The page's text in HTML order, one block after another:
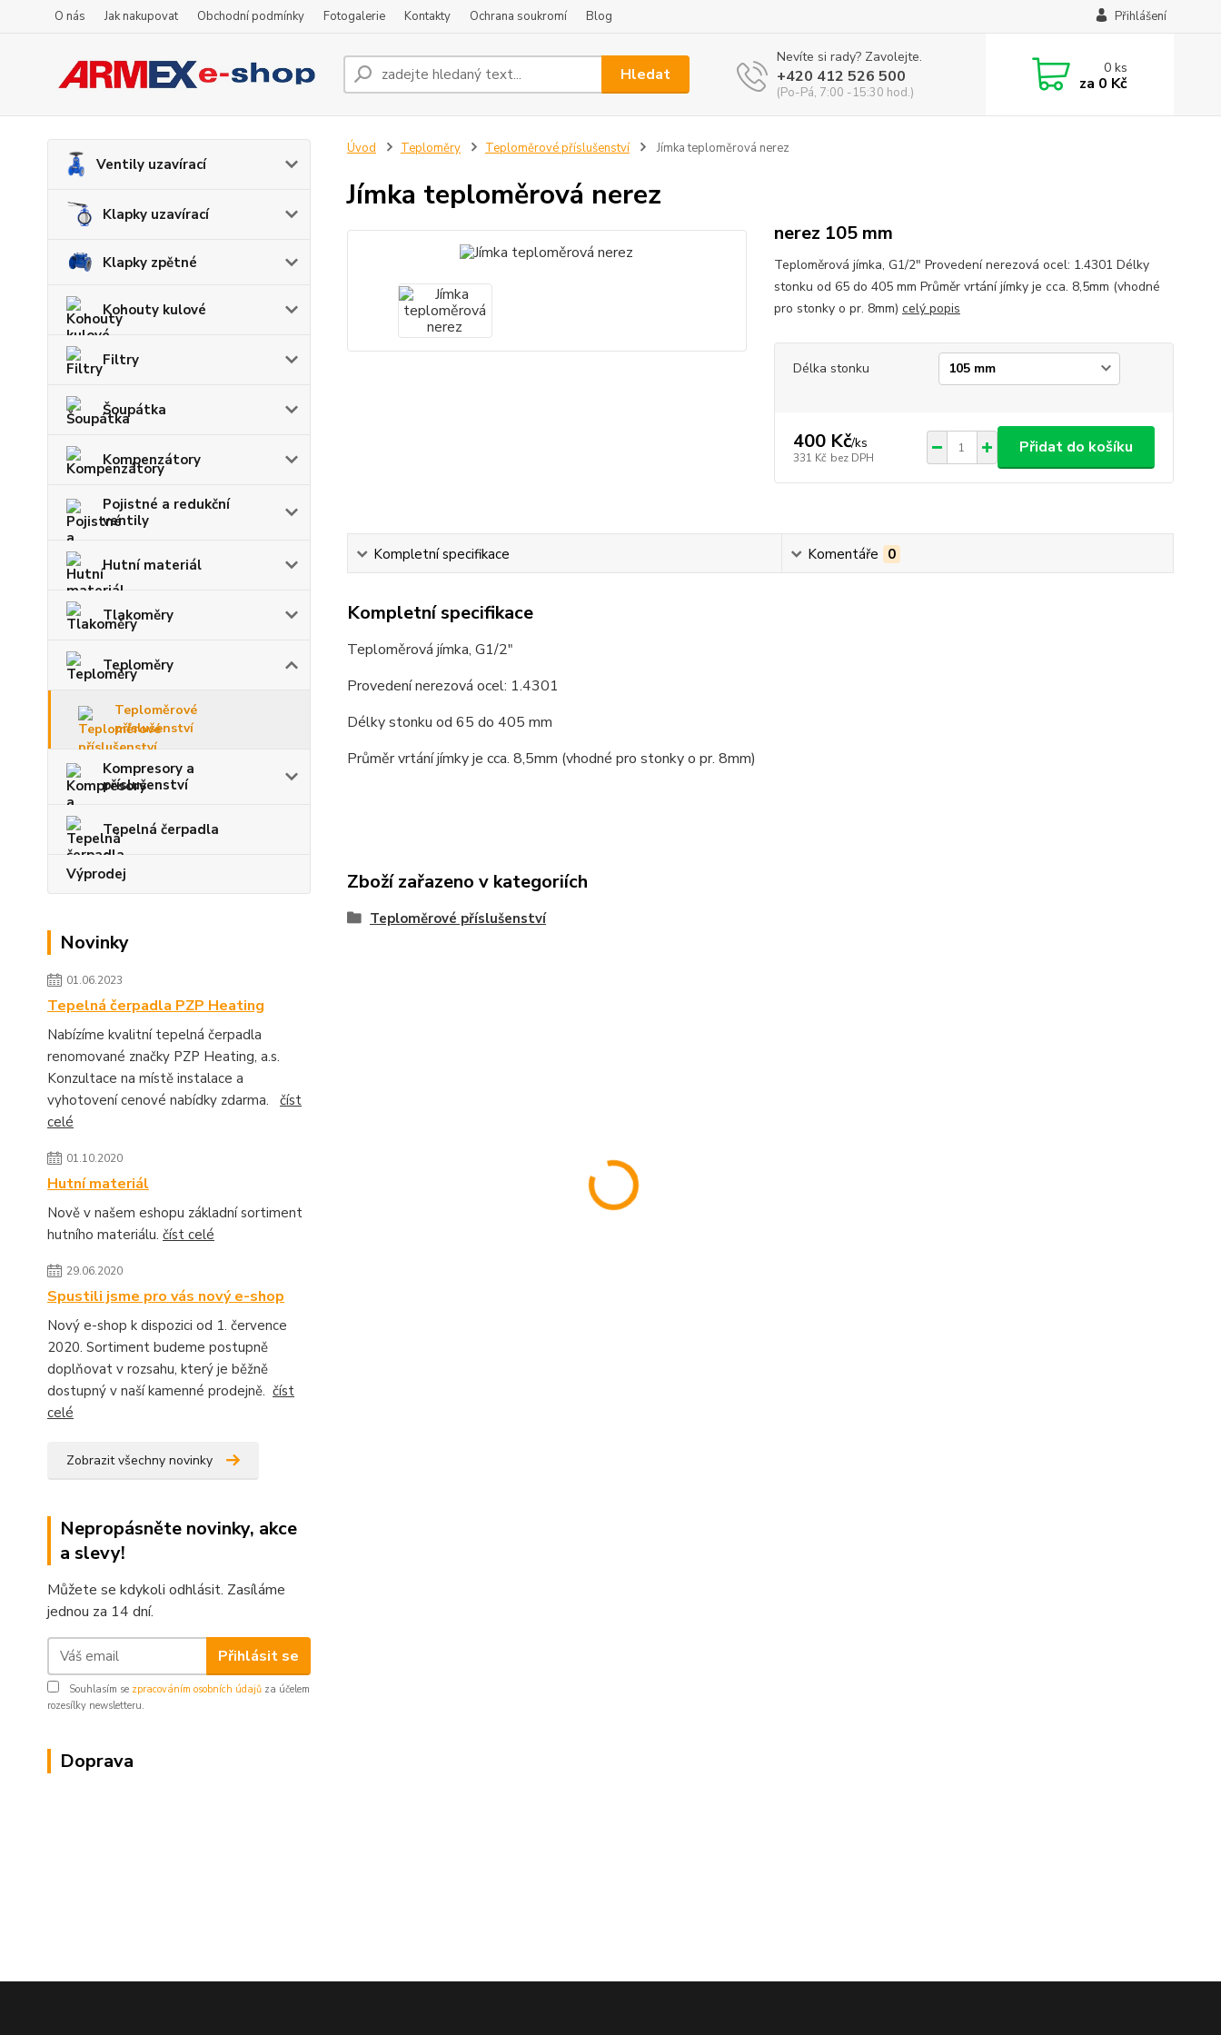
O nás Jak nakupovat Obchodní podmínky Fotogalerie Kontakty Ochrana soukromí Blog Přihlášení
Hledat
Nevíte si rady? Zavolejte.
+420 412 526 500
(Po-Pá, 7:00 -15:30 hod.)
0ks
za 0 Kč
Ventily uzavírací
Klapky uzavírací
Klapky zpětné
Kohouty kulové
Filtry
Šoupátka
Kompenzátory
Pojistné a redukční
ventily
Hutní materiál
Tlakoměry
Teploměry
Teploměrové
příslušenství
Kompresory a
příslušenství
Tepelná čerpadla
Výprodej
Novinky
01.06.2023
Tepelná čerpadla PZP Heating
Nabízíme kvalitní tepelná čerpadla
renomované značky PZP Heating, a.s.
Konzultace na místě instalace a
vyhotovení cenové nabídky zdarma. číst
celé
01.10.2020
Hutní materiál
Nově v našem eshopu základní sortiment
hutního materiálu. číst celé
29.06.2020
Spustili jsme pro vás nový e-shop
Nový e-shop k dispozici od 1. července
2020. Sortiment budeme postupně
doplňovat v rozsahu, který je běžně
dostupný v naší kamenné prodejně. číst
celé
Zobrazit všechny novinky
Nepropásněte novinky, akce
a slevy!
Můžete se kdykoli odhlásit. Zasíláme
jednou za 14 dní.
Přihlásit se
Souhlasím se zpracováním osobních údajů za účelem
rozesílky newsletteru.
Doprava
Úvod Teploměry Teploměrové příslušenství Jímka teploměrová nerez
Jímka teploměrová nerez
nerez 105 mm
Teploměrová jímka, G1/2" Provedení nerezová ocel: 1.4301 Délky
stonku od 65 do 405 mm Průměr vrtání jímky je cca. 8,5mm (vhodné
pro stonky o pr. 8mm) celý popis
Délka stonku
400 Kč/ks
331 Kč bez DPH
Přidat do košíku
Kompletní specifikace Komentáře 0
Kompletní specifikace
Teploměrová jímka, G1/2"
Provedení nerezová ocel: 1.4301
Délky stonku od 65 do 405 mm
Průměr vrtání jímky je cca. 8,5mm (vhodné pro stonky o pr. 8mm)
Zboží zařazeno v kategoriích
Teploměrové příslušenství